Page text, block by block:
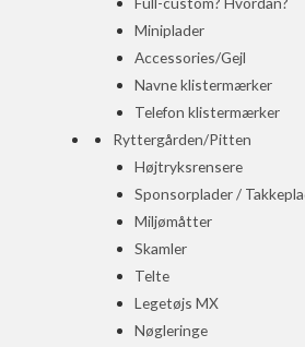
Miniplader
Accessories/Gejl
Navne klistermærker
Telefon klistermærker
Ryttergården/Pitten
Højtryksrensere
Sponsorplader /
Miljømåtter
Skamler
Telte
Legetøjs MX
Nøgleringe